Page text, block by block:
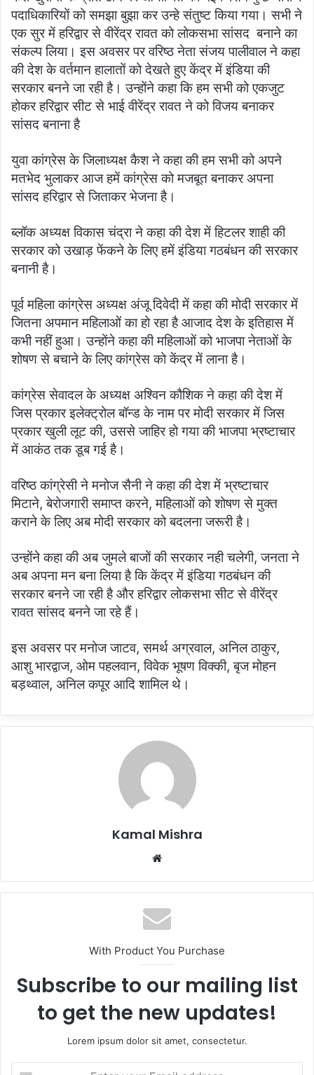
पदाधिकारियों को समझा बुझा कर उन्हे संतुष्ट किया गया। सभी ने
एक सुर में हरिद्वार से वीरेंद्र रावत को लोकसभा सांसद बनाने का
संकल्प लिया। इस अवसर पर वरिष्ठ नेता संजय पालीवाल ने कहा
की देश के वर्तमान हालातों को देखते हुए केंद्र में इंडिया की
सरकार बनने जा रही है। उन्होंने कहा कि हम सभी को एकजुट
होकर हरिद्वार सीट से भाई वीरेंद्र रावत ने को विजय बनाकर
सांसद बनाना है
युवा कांग्रेस के जिलाध्यक्ष कैश ने कहा की हम सभी को अपने
मतभेद भुलाकर आज हमें कांग्रेस को मजबूत बनाकर अपना
सांसद हरिद्वार से जिताकर भेजना है।
ब्लॉक अध्यक्ष विकास चंद्रा ने कहा की देश में हिटलर शाही की
सरकार को उखाड़ फेंकने के लिए हमें इंडिया गठबंधन की सरकार
बनानी है।
पूर्व महिला कांग्रेस अध्यक्ष अंजू दिवेदी में कहा की मोदी सरकार में
जितना अपमान महिलाओं का हो रहा है आजाद देश के इतिहास में
कभी नहीं हुआ। उन्होंने कहा की महिलाओं को भाजपा नेताओं के
शोषण से बचाने के लिए कांग्रेस को केंद्र में लाना है।
कांग्रेस सेवादल के अध्यक्ष अश्विन कौशिक ने कहा की देश में
जिस प्रकार इलेक्ट्रोल बॉन्ड के नाम पर मोदी सरकार में जिस
प्रकार खुली लूट की, उससे जाहिर हो गया की भाजपा भ्रष्टाचार
में आकंठ तक डूब गई है।
वरिष्ठ कांग्रेसी ने मनोज सैनी ने कहा की देश में भ्रष्टाचार
मिटाने, बेरोजगारी समाप्त करने, महिलाओं को शोषण से मुक्त
कराने के लिए अब मोदी सरकार को बदलना जरूरी है।
उन्होंने कहा की अब जुमले बाजों की सरकार नही चलेगी, जनता ने
अब अपना मन बना लिया है कि केंद्र में इंडिया गठबंधन की
सरकार बनने जा रही है और हरिद्वार लोकसभा सीट से वीरेंद्र
रावत सांसद बनने जा रहे हैं।
इस अवसर पर मनोज जाटव, समर्थ अग्रवाल, अनिल ठाकुर,
आशु भारद्वाज, ओम पहलवान, विवेक भूषण विक्की, बृज मोहन
बड़थ्वाल, अनिल कपूर आदि शामिल थे।
Kamal Mishra
Website
With Product You Purchase
Subscribe to our mailing list
to get the new updates!
Lorem ipsum dolor sit amet, consectetur.